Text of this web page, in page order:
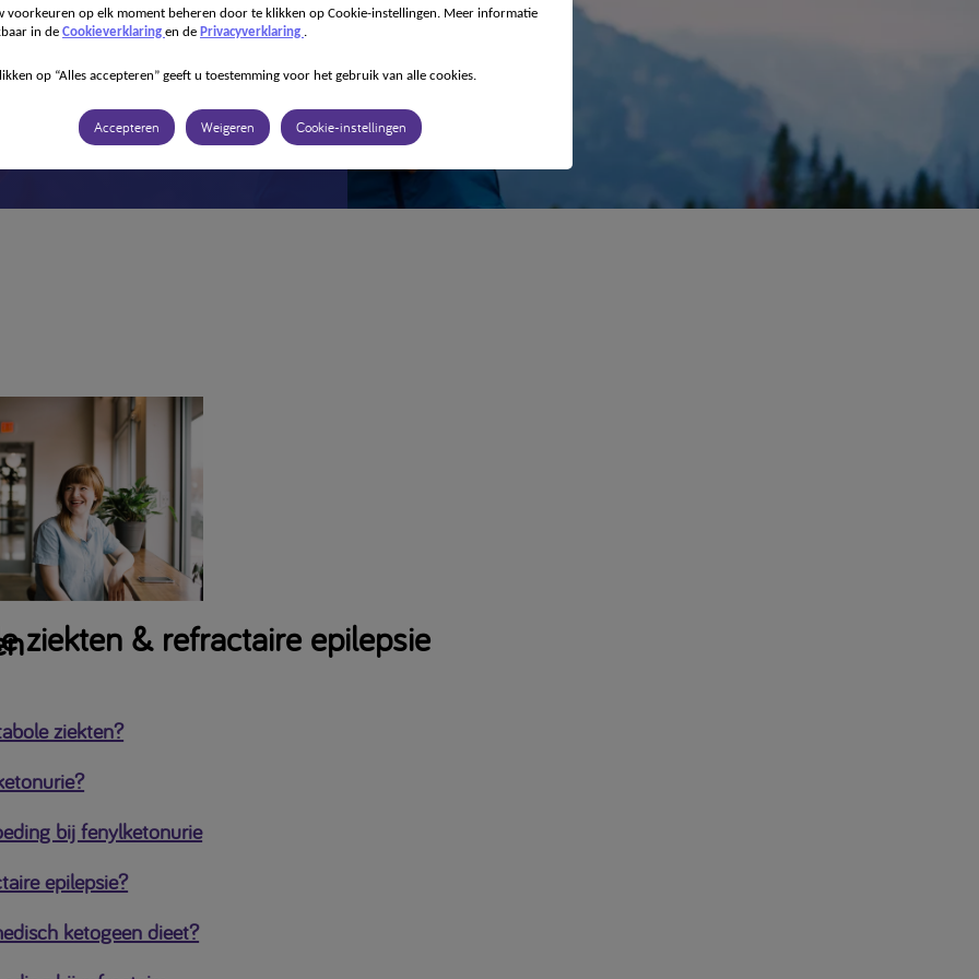
en welzijn ten goede
staat bij Nutricia hoog in het
ziekten & refractaire epilepsie
ziekten?
bij fenylketonurie
epilepsie?
ketogeen dieet?
voorkeuren op elk moment beheren door te klikken op Cookie-instellingen. Meer informatie
in de Cookieverklaring en de Privacyverklaring .
op “Alles accepteren” geeft u toestemming voor het gebruik van alle cookies.
Accepteren Weigeren Cookie-instellingen